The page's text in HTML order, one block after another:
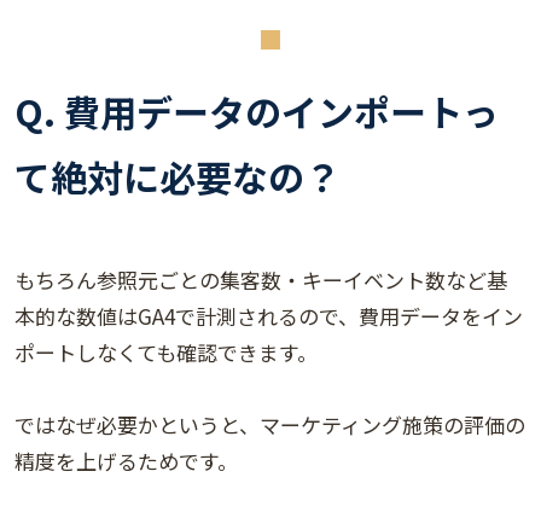
Q. 費用データのインポートっ
て絶対に必要なの？
もちろん参照元ごとの集客数・キーイベント数など基
本的な数値はGA4で計測されるので、費用データをイン
ポートしなくても確認できます。
ではなぜ必要かというと、マーケティング施策の評価の
精度を上げるためです。